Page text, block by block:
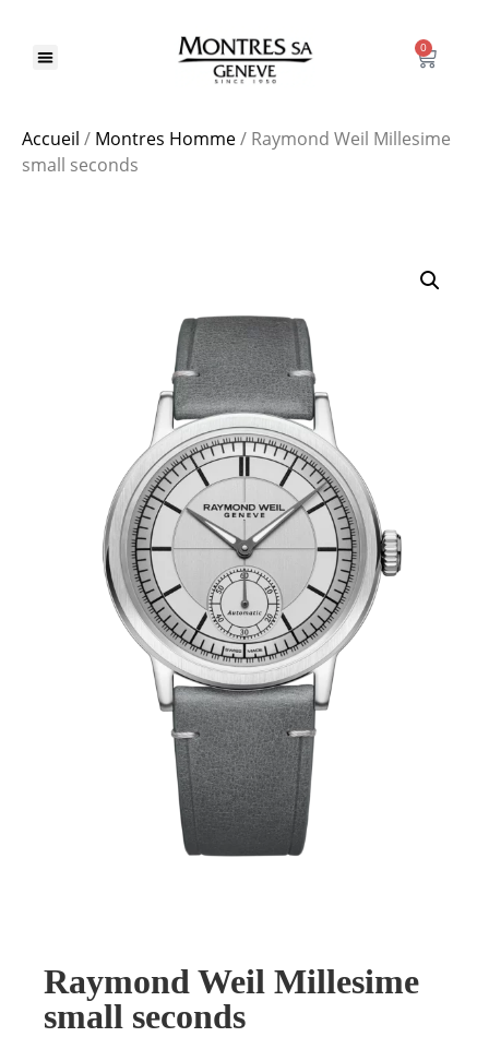
0
Accueil / Montres Homme/ Raymond Weil Millesime
small seconds
Raymond Weil Millesime
small seconds